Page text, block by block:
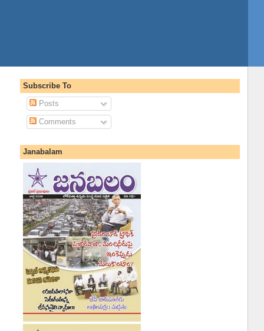
Subscribe To
Posts
Comments
Janabalam